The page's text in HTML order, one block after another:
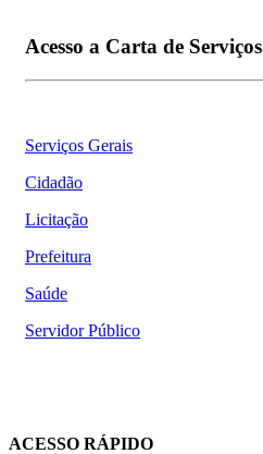
Acesso a Carta de Serviços
Serviços Gerais
Cidadão
Licitação
Prefeitura
Saúde
Servidor Público
ACESSO RÁPIDO